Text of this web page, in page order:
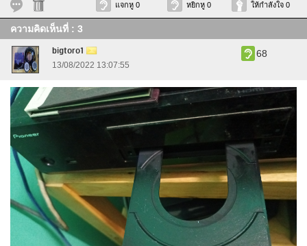
แจกหู 0 หยิกหู 0 ให้กำลังใจ 0
ความคิดเห็นที่ : 3
bigtoro1
13/08/2022 13:07:55
68